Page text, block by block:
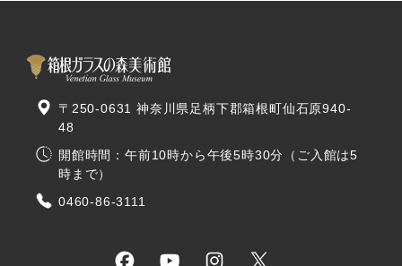
〒250-0631 神奈川県足柄下郡箱根町仙石原940-
48
開館時間：午前10時から午後5時30分（ご入館は5
時まで）
0460-86-3111